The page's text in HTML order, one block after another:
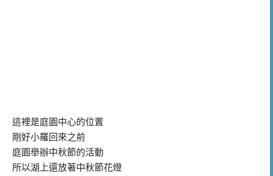
這裡是庭園中心的位置
剛好小羅回來之前
庭園舉辦中秋節的活動
所以湖上還放著中秋節花燈